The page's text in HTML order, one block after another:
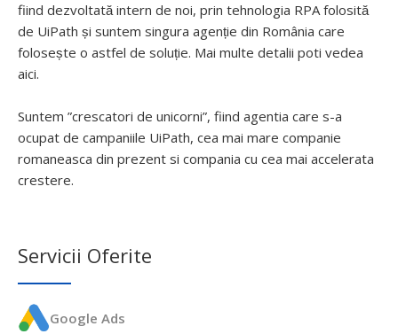
fiind dezvoltată intern de noi, prin tehnologia RPA folosită
de UiPath și suntem singura agenție din România care
folosește o astfel de soluție. Mai multe detalii poti vedea
aici.
Suntem ”crescatori de unicorni”, fiind agentia care s-a
ocupat de campaniile UiPath, cea mai mare companie
romaneasca din prezent si compania cu cea mai accelerata
crestere.
Servicii Oferite
Google Ads